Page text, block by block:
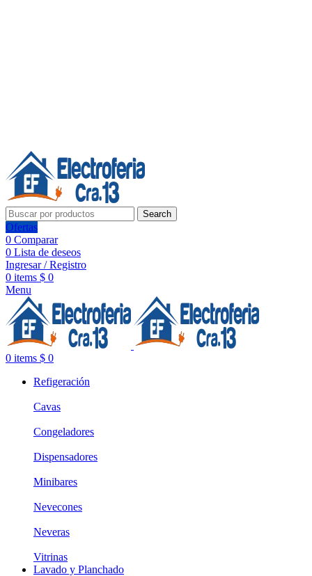
Search
Ofertas
0 Comparar
0 Lista de deseos
Ingresar / Registro
0 items $ 0
Menu
0 items $ 0
Refigeración
Cavas
Congeladores
Dispensadores
Minibares
Nevecones
Neveras
Vitrinas
Lavado y Planchado